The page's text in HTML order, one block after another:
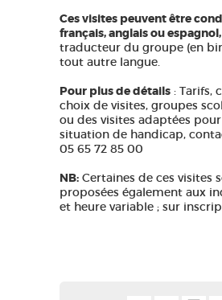
Ces visites peuvent être
français, anglais ou espagnol,
traducteur du groupe (en
tout autre langue.
Pour plus de détails : Tarifs,
choix de visites, groupes
ou des visites adaptées
situation de handicap,
05 65 72 85 00
NB: Certaines de ces visites
proposées également aux
et heure variable ; sur